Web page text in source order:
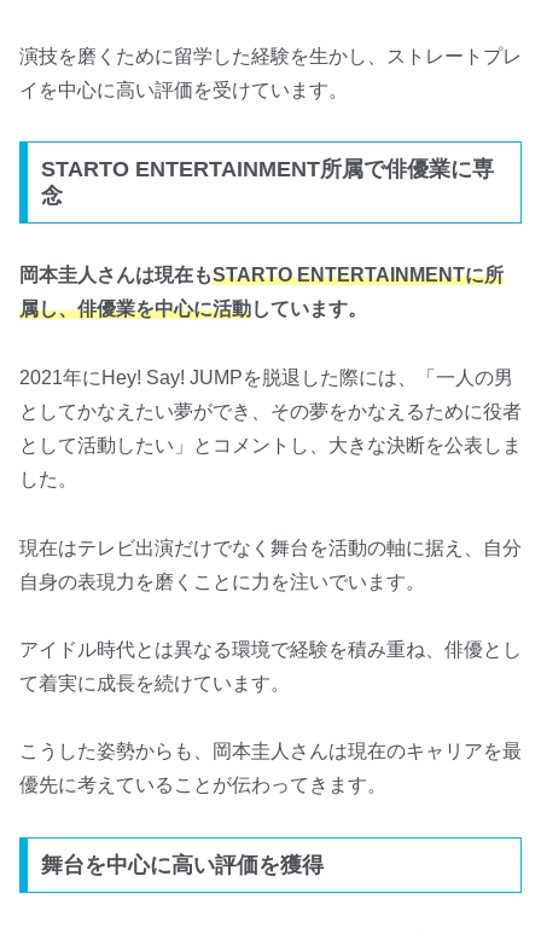
演技を磨くために留学した経験を生かし、ストレートプレ
イを中心に高い評価を受けています。
STARTO ENTERTAINMENT所属で俳優業に専
念
岡本圭人さんは現在もSTARTO ENTERTAINMENTに所
属し、俳優業を中心に活動しています。
2021年にHey! Say! JUMPを脱退した際には、「一人の男
としてかなえたい夢ができ、その夢をかなえるために役者
として活動したい」とコメントし、大きな決断を公表しま
した。
現在はテレビ出演だけでなく舞台を活動の軸に据え、自分
自身の表現力を磨くことに力を注いでいます。
アイドル時代とは異なる環境で経験を積み重ね、俳優とし
て着実に成長を続けています。
こうした姿勢からも、岡本圭人さんは現在のキャリアを最
優先に考えていることが伝わってきます。
舞台を中心に高い評価を獲得